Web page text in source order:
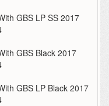
GBS LP SS 2017
GBS Black 2017
GBS LP Black 2017